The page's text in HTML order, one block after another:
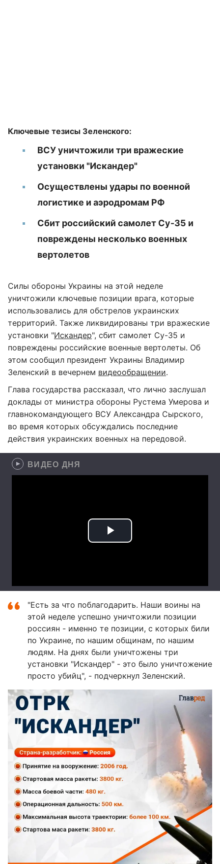
Ключевые тезисы Зеленского:
ВСУ уничтожили три вражеские
установки "Искандер"
Осуществлены удары по военной
логистике и аэродромам РФ
Сбит российский самолет Су-35 и
повреждены несколько военных
вертолетов
Силы обороны Украины на этой неделе
уничтожили ключевые позиции врага, которые
использовались для обстрелов украинских
территорий. Также ликвидированы три вражеские
установки "Искандер", сбит самолет Су-35 и
повреждены российские военные вертолеты. Об
этом сообщил президент Украины Владимир
Зеленский в вечернем видеообращении.
Глава государства рассказал, что лично заслушал
доклады от министра обороны Рустема Умерова и
главнокомандующего ВСУ Александра Сырского,
во время которых обсуждались последние
действия украинских военных на передовой.
ВИДЕО ДНЯ
"Есть за что поблагодарить. Наши воины на
этой неделе успешно уничтожили позиции
россиян - именно те позиции, с которых били
по Украине, по нашим общинам, по нашим
людям. На днях были уничтожены три
установки "Искандер" - это было уничтожение
просто убийц", - подчеркнул Зеленский.